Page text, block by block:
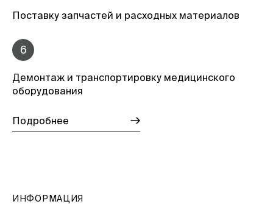
Поставку запчастей и расходных материалов
6
Демонтаж и транспортировку медицинского
оборудования
Подробнее
ИНФОРМАЦИЯ